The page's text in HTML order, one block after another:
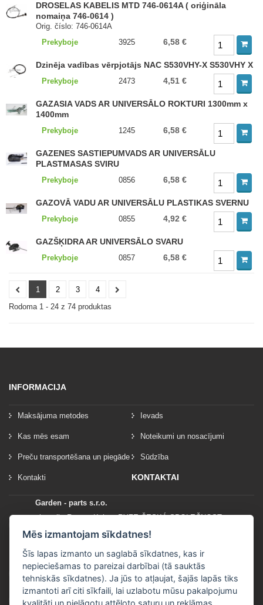
DROSELAS KABELIS MTD 746-0614A ( oriģināla
nomaiņa 746-0614 )
Orig. číslo: 746-0614A
Prekyboje
3925 6,58 €
Dzinēja vadības vērpjotājs NAC S530VHY-X S530VHY X
Prekyboje 2473 4,51 €
GAZASIA VADS AR UNIVERSĀLO ROKTURI 1300mm x
1400mm
Prekyboje 1245 6,58 €
GAZENES SASTIEPUMVADS AR UNIVERSĀLU
PLASTMASAS SVIRU
Prekyboje 0856 6,58 €
GAZOVĀ VADU AR UNIVERSĀLU PLASTIKAS SVERNU
Prekyboje 0855 4,92 €
GAZŠĶIDRA AR UNIVERSĀLO SVARU
Prekyboje 0857 6,58 €
1 2 3
4
Rodoma 1 - 24 z 74 produktas
INFORMACIJA
Maksājuma metodes Ievads
Kas mēs esam Noteikumi un nosacījumi
Preču transportēšana un piegāde Sūdzība
Kontakti KONTAKTAI
Garden - parts s.r.o.
vlastník: Roman Kylar - RYZE ČESKÁ SPOLEČNOST
Mladějov na Moravě 153
+420 777 96 96 03
info@garden-parts.cz
Mēs izmantojam sīkdatnes!
Šīs lapas izmanto un saglabā sīkdatnes, kas ir
nepieciešamas to pareizai darbībai (tā sauktās
tehniskās sīkdatnes). Ja jūs to atļaujat, šajās lapās tiks
izmantoti arī citi sīkfaili, lai uzlabotu mūsu pakalpojumu
kvalitāti un pielāgotu attēloto saturu un reklāmas.